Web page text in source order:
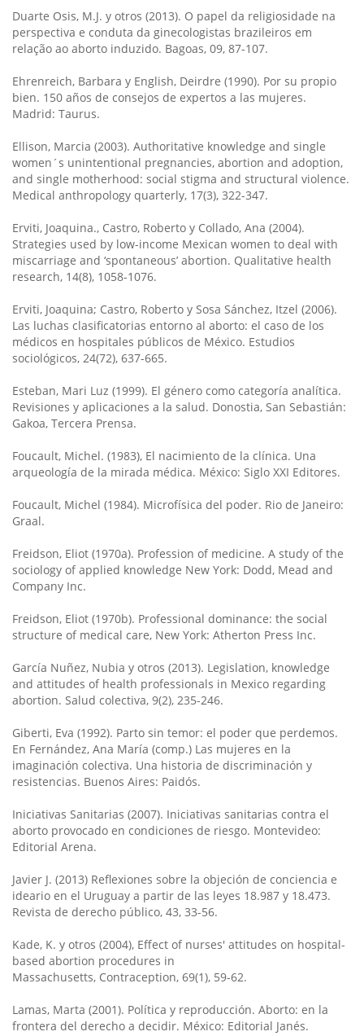
Duarte Osis, M.J. y otros (2013). O papel da religiosidade na
perspectiva e conduta da ginecologistas brazileiros em
relação ao aborto induzido. Bagoas, 09, 87-107.
Ehrenreich, Barbara y English, Deirdre (1990). Por su propio
bien. 150 años de consejos de expertos a las mujeres.
Madrid: Taurus.
Ellison, Marcia (2003). Authoritative knowledge and single
women´s unintentional pregnancies, abortion and adoption,
and single motherhood: social stigma and structural violence.
Medical anthropology quarterly, 17(3), 322-347.
Erviti, Joaquina., Castro, Roberto y Collado, Ana (2004).
Strategies used by low-income Mexican women to deal with
miscarriage and ‘spontaneous’ abortion. Qualitative health
research, 14(8), 1058-1076.
Erviti, Joaquina; Castro, Roberto y Sosa Sánchez, Itzel (2006).
Las luchas clasificatorias entorno al aborto: el caso de los
médicos en hospitales públicos de México. Estudios
sociológicos, 24(72), 637-665.
Esteban, Mari Luz (1999). El género como categoría analítica.
Revisiones y aplicaciones a la salud. Donostia, San Sebastián:
Gakoa, Tercera Prensa.
Foucault, Michel. (1983), El nacimiento de la clínica. Una
arqueología de la mirada médica. México: Siglo XXI Editores.
Foucault, Michel (1984). Microfísica del poder. Rio de Janeiro:
Graal.
Freidson, Eliot (1970a). Profession of medicine. A study of the
sociology of applied knowledge New York: Dodd, Mead and
Company Inc.
Freidson, Eliot (1970b). Professional dominance: the social
structure of medical care, New York: Atherton Press Inc.
García Nuñez, Nubia y otros (2013). Legislation, knowledge
and attitudes of health professionals in Mexico regarding
abortion. Salud colectiva, 9(2), 235-246.
Giberti, Eva (1992). Parto sin temor: el poder que perdemos.
En Fernández, Ana María (comp.) Las mujeres en la
imaginación colectiva. Una historia de discriminación y
resistencias. Buenos Aires: Paidós.
Iniciativas Sanitarias (2007). Iniciativas sanitarias contra el
aborto provocado en condiciones de riesgo. Montevideo:
Editorial Arena.
Javier J. (2013) Reflexiones sobre la objeción de conciencia e
ideario en el Uruguay a partir de las leyes 18.987 y 18.473.
Revista de derecho público, 43, 33-56.
Kade, K. y otros (2004), Effect of nurses' attitudes on hospital-
based abortion procedures in
Massachusetts, Contraception, 69(1), 59-62.
Lamas, Marta (2001). Política y reproducción. Aborto: en la
frontera del derecho a decidir. México: Editorial Janés.